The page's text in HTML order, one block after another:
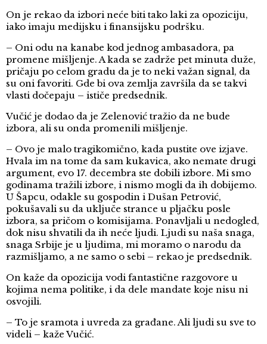
On je rekao da izbori neće biti tako laki za opoziciju,
iako imaju medijsku i finansijsku podršku.
– Oni odu na kanabe kod jednog ambasadora, pa
promene mišljenje. A kada se zadrže pet minuta duže,
pričaju po celom gradu da je to neki važan signal, da
su oni favoriti. Gde bi ova zemlja završila da se takvi
vlasti dočepaju – ističe predsednik.
Vučić je dodao da je Zelenović tražio da ne bude
izbora, ali su onda promenili mišljenje.
– Ovo je malo tragikomično, kada pustite ove izjave.
Hvala im na tome da sam kukavica, ako nemate drugi
argument, evo 17. decembra ste dobili izbore. Mi smo
godinama tražili izbore, i nismo mogli da ih dobijemo.
U Šapcu, odakle su gospodin i Dušan Petrović,
pokušavali su da uključe strance u pljačku posle
izbora, sa pričom o komisijama. Ponavljali u nedogled,
dok nisu shvatili da ih neće ljudi. Ljudi su naša snaga,
snaga Srbije je u ljudima, mi moramo o narodu da
razmišljamo, a ne samo o sebi – rekao je predsednik.
On kaže da opozicija vodi fantastične razgovore u
kojima nema politike, i da dele mandate koje nisu ni
osvojili.
– To je sramota i uvreda za građane. Ali ljudi su sve to
videli – kaže Vučić.